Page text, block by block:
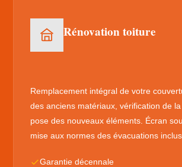
Rénovation toiture
Remplacement intégral de votre
des anciens matériaux, vérification de
pose des nouveaux éléments. Écran
mise aux normes des évacuations inclus.
Garantie décennale